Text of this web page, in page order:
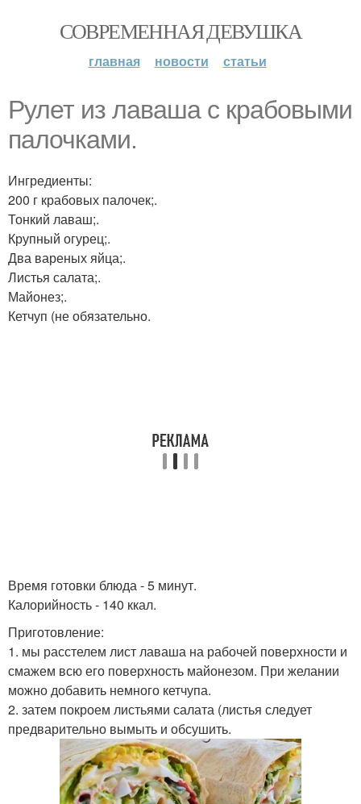
СОВРЕМЕННАЯ ДЕВУШКА
главная новости статьи
Рулет из лаваша с крабовыми
палочками.
Ингредиенты:
200 г крабовых палочек;.
Тонкий лаваш;.
Крупный огурец;.
Два вареных яйца;.
Листья салата;.
Майонез;.
Кетчуп (не обязательно.
Время готовки блюда - 5 минут.
Калорийность - 140 ккал.
Приготовление:
1. мы расстелем лист лаваша на рабочей поверхности и
смажем всю его поверхность майонезом. При желании
можно добавить немного кетчупа.
2. затем покроем листьями салата (листья следует
предварительно вымыть и обсушить.